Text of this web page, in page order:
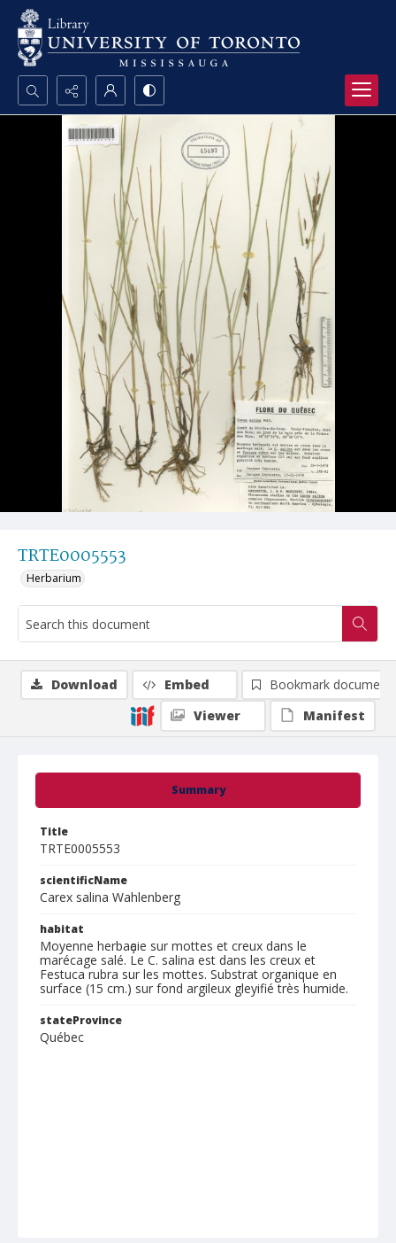
Search...
Advanced search
TRTE0005553
Herbarium
Summary
Title
TRTE0005553
scientificName
Carex salina Wahlenberg
habitat
Moyenne herbaҫaie sur mottes et creux dans le
marécage salé. Le C. salina est dans les creux et
Festuca rubra sur les mottes. Substrat organique en
surface (15 cm.) sur fond argileux gleyifié très humide.
stateProvince
Québec
Download Embed
Bookmark document
Viewer
Manifest